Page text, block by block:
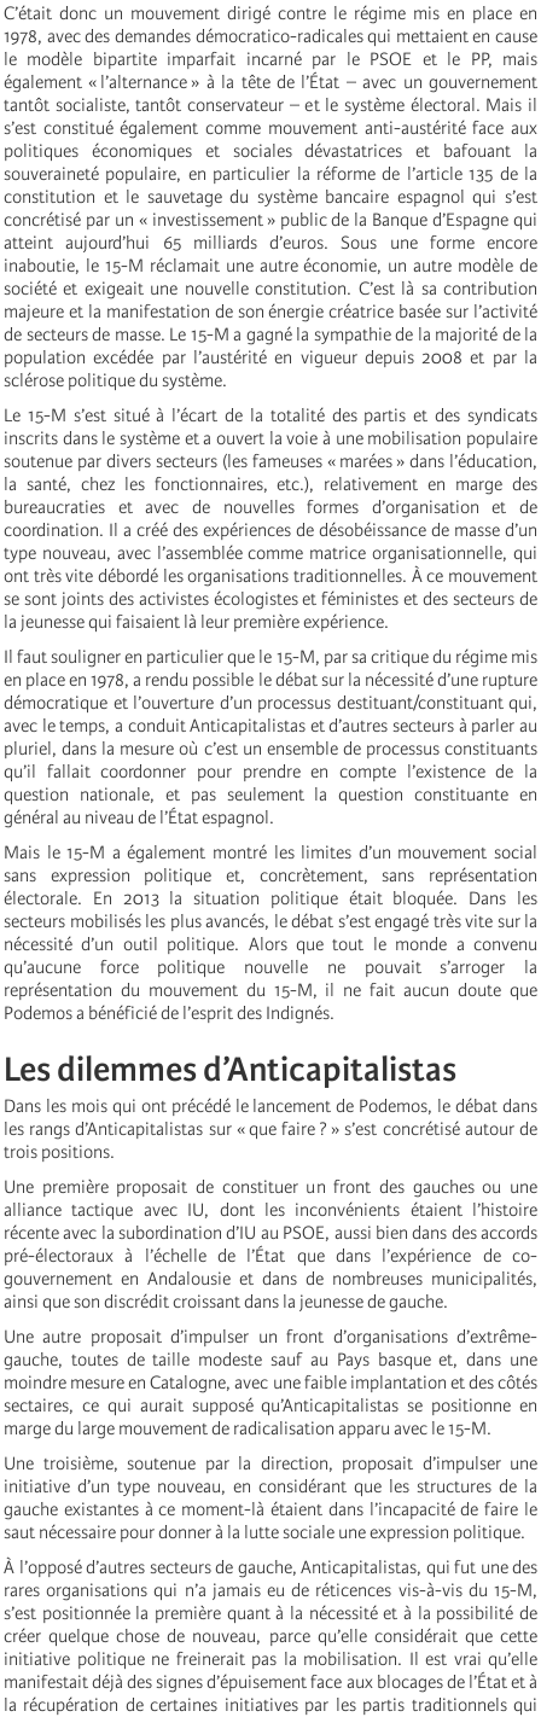
C’était donc un mouvement dirigé contre le régime mis en place en
1978, avec des demandes démocratico-radicales qui mettaient en cause
le modèle bipartite imparfait incarné par le PSOE et le PP, mais
également « l’alternance » à la tête de l’État – avec un gouvernement
tantôt socialiste, tantôt conservateur – et le système électoral. Mais il
s’est constitué également comme mouvement anti-austérité face aux
politiques économiques et sociales dévastatrices et bafouant la
souveraineté populaire, en particulier la réforme de l’article 135 de la
constitution et le sauvetage du système bancaire espagnol qui s’est
concrétisé par un « investissement » public de la Banque d’Espagne qui
atteint aujourd’hui 65 milliards d’euros. Sous une forme encore
inaboutie, le 15-M réclamait une autre économie, un autre modèle de
société et exigeait une nouvelle constitution. C’est là sa contribution
majeure et la manifestation de son énergie créatrice basée sur l’activité
de secteurs de masse. Le 15-M a gagné la sympathie de la majorité de la
population excédée par l’austérité en vigueur depuis 2008 et par la
sclérose politique du système.
Le 15-M s’est situé à l’écart de la totalité des partis et des syndicats
inscrits dans le système et a ouvert la voie à une mobilisation populaire
soutenue par divers secteurs (les fameuses « marées » dans l’éducation,
la santé, chez les fonctionnaires, etc.), relativement en marge des
bureaucraties et avec de nouvelles formes d’organisation et de
coordination. Il a créé des expériences de désobéissance de masse d’un
type nouveau, avec l’assemblée comme matrice organisationnelle, qui
ont très vite débordé les organisations traditionnelles. À ce mouvement
se sont joints des activistes écologistes et féministes et des secteurs de
la jeunesse qui faisaient là leur première expérience.
Il faut souligner en particulier que le 15-M, par sa critique du régime mis
en place en 1978, a rendu possible le débat sur la nécessité d’une rupture
démocratique et l’ouverture d’un processus destituant/constituant qui,
avec le temps, a conduit Anticapitalistas et d’autres secteurs à parler au
pluriel, dans la mesure où c’est un ensemble de processus constituants
qu’il fallait coordonner pour prendre en compte l’existence de la
question nationale, et pas seulement la question constituante en
général au niveau de l’État espagnol.
Mais le 15-M a également montré les limites d’un mouvement social
sans expression politique et, concrètement, sans représentation
électorale. En 2013 la situation politique était bloquée. Dans les
secteurs mobilisés les plus avancés, le débat s’est engagé très vite sur la
nécessité d’un outil politique. Alors que tout le monde a convenu
qu’aucune force politique nouvelle ne pouvait s’arroger la
représentation du mouvement du 15-M, il ne fait aucun doute que
Podemos a bénéficié de l’esprit des Indignés.
Les dilemmes d’Anticapitalistas
Dans les mois qui ont précédé le lancement de Podemos, le débat dans
les rangs d’Anticapitalistas sur « que faire ? » s’est concrétisé autour de
trois positions.
Une première proposait de constituer un front des gauches ou une
alliance tactique avec IU, dont les inconvénients étaient l’histoire
récente avec la subordination d’IU au PSOE, aussi bien dans des accords
pré-électoraux à l’échelle de l’État que dans l’expérience de co-
gouvernement en Andalousie et dans de nombreuses municipalités,
ainsi que son discrédit croissant dans la jeunesse de gauche.
Une autre proposait d’impulser un front d’organisations d’extrême-
gauche, toutes de taille modeste sauf au Pays basque et, dans une
moindre mesure en Catalogne, avec une faible implantation et des côtés
sectaires, ce qui aurait supposé qu’Anticapitalistas se positionne en
marge du large mouvement de radicalisation apparu avec le 15-M.
Une troisième, soutenue par la direction, proposait d’impulser une
initiative d’un type nouveau, en considérant que les structures de la
gauche existantes à ce moment-là étaient dans l’incapacité de faire le
saut nécessaire pour donner à la lutte sociale une expression politique.
À l’opposé d’autres secteurs de gauche, Anticapitalistas, qui fut une des
rares organisations qui n’a jamais eu de réticences vis-à-vis du 15-M,
s’est positionnée la première quant à la nécessité et à la possibilité de
créer quelque chose de nouveau, parce qu’elle considérait que cette
initiative politique ne freinerait pas la mobilisation. Il est vrai qu’elle
manifestait déjà des signes d’épuisement face aux blocages de l’État et à
la récupération de certaines initiatives par les partis traditionnels qui